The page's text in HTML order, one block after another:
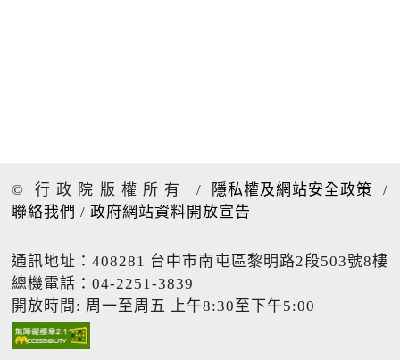
© 行政院版權所有 / 隱私權及網站安全政策
/
聯絡我們 /政府網站資料開放宣告
通訊地址：408281 台中市南屯區黎明路2段503號8樓
總機電話：04-2251-3839
開放時間: 周一至周五 上午8:30至下午5:00